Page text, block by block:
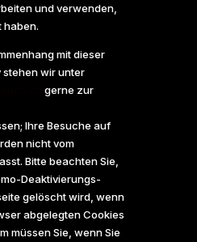
und verwenden,
haben.
mit dieser
wir unter
gerne zur
Ihre Besuche auf
nicht vom
Bitte beachten Sie,
Deaktivierungs-
gelöscht wird, wenn
abgelegten Cookies
müssen Sie, wenn Sie